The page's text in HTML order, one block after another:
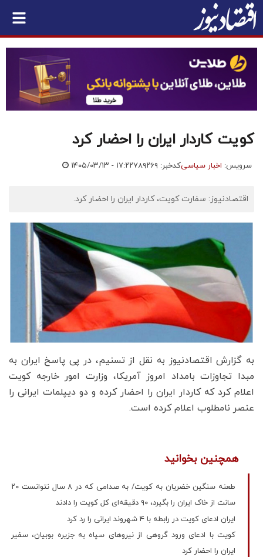
کویت کاردار ایران را احضار کرد
سرویس: اخبار سیاسیکدخبر: ۷۸۹۲۶۹ ۱۴۰۵/۰۳/۱۳ - ۱۷:۲۲
اقتصادنیوز: سفارت کویت، کاردار ایران را احضار کرد.
به گزارش اقتصادنیوز به نقل از تسنیم، در پی پاسخ ایران به
مبدا تجاوزات بامداد امروز آمریکا، وزارت امور خارجه کویت
اعلام کرد که کاردار ایران را احضار کرده و دو دیپلمات ایرانی را
عنصر نامطلوب اعلام کرده است.
همچنین بخوانید
طعنه سنگین خضریان به کویت/ به صدامی که در 8 سال نتوانست ۲۰
سانت از خاک ایران را بگیرد، ۹۰ دقیقه‌ای کل کویت را دادند
ایران ادعای کویت در رابطه با ۴ شهروند ایرانی را رد کرد
کویت با ادعای ورود گروهی از نیروهای سپاه به جزیره بوبیان، سفیر
ایران را احضار کرد